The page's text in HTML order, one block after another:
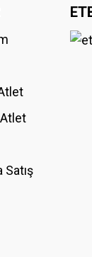
Satış